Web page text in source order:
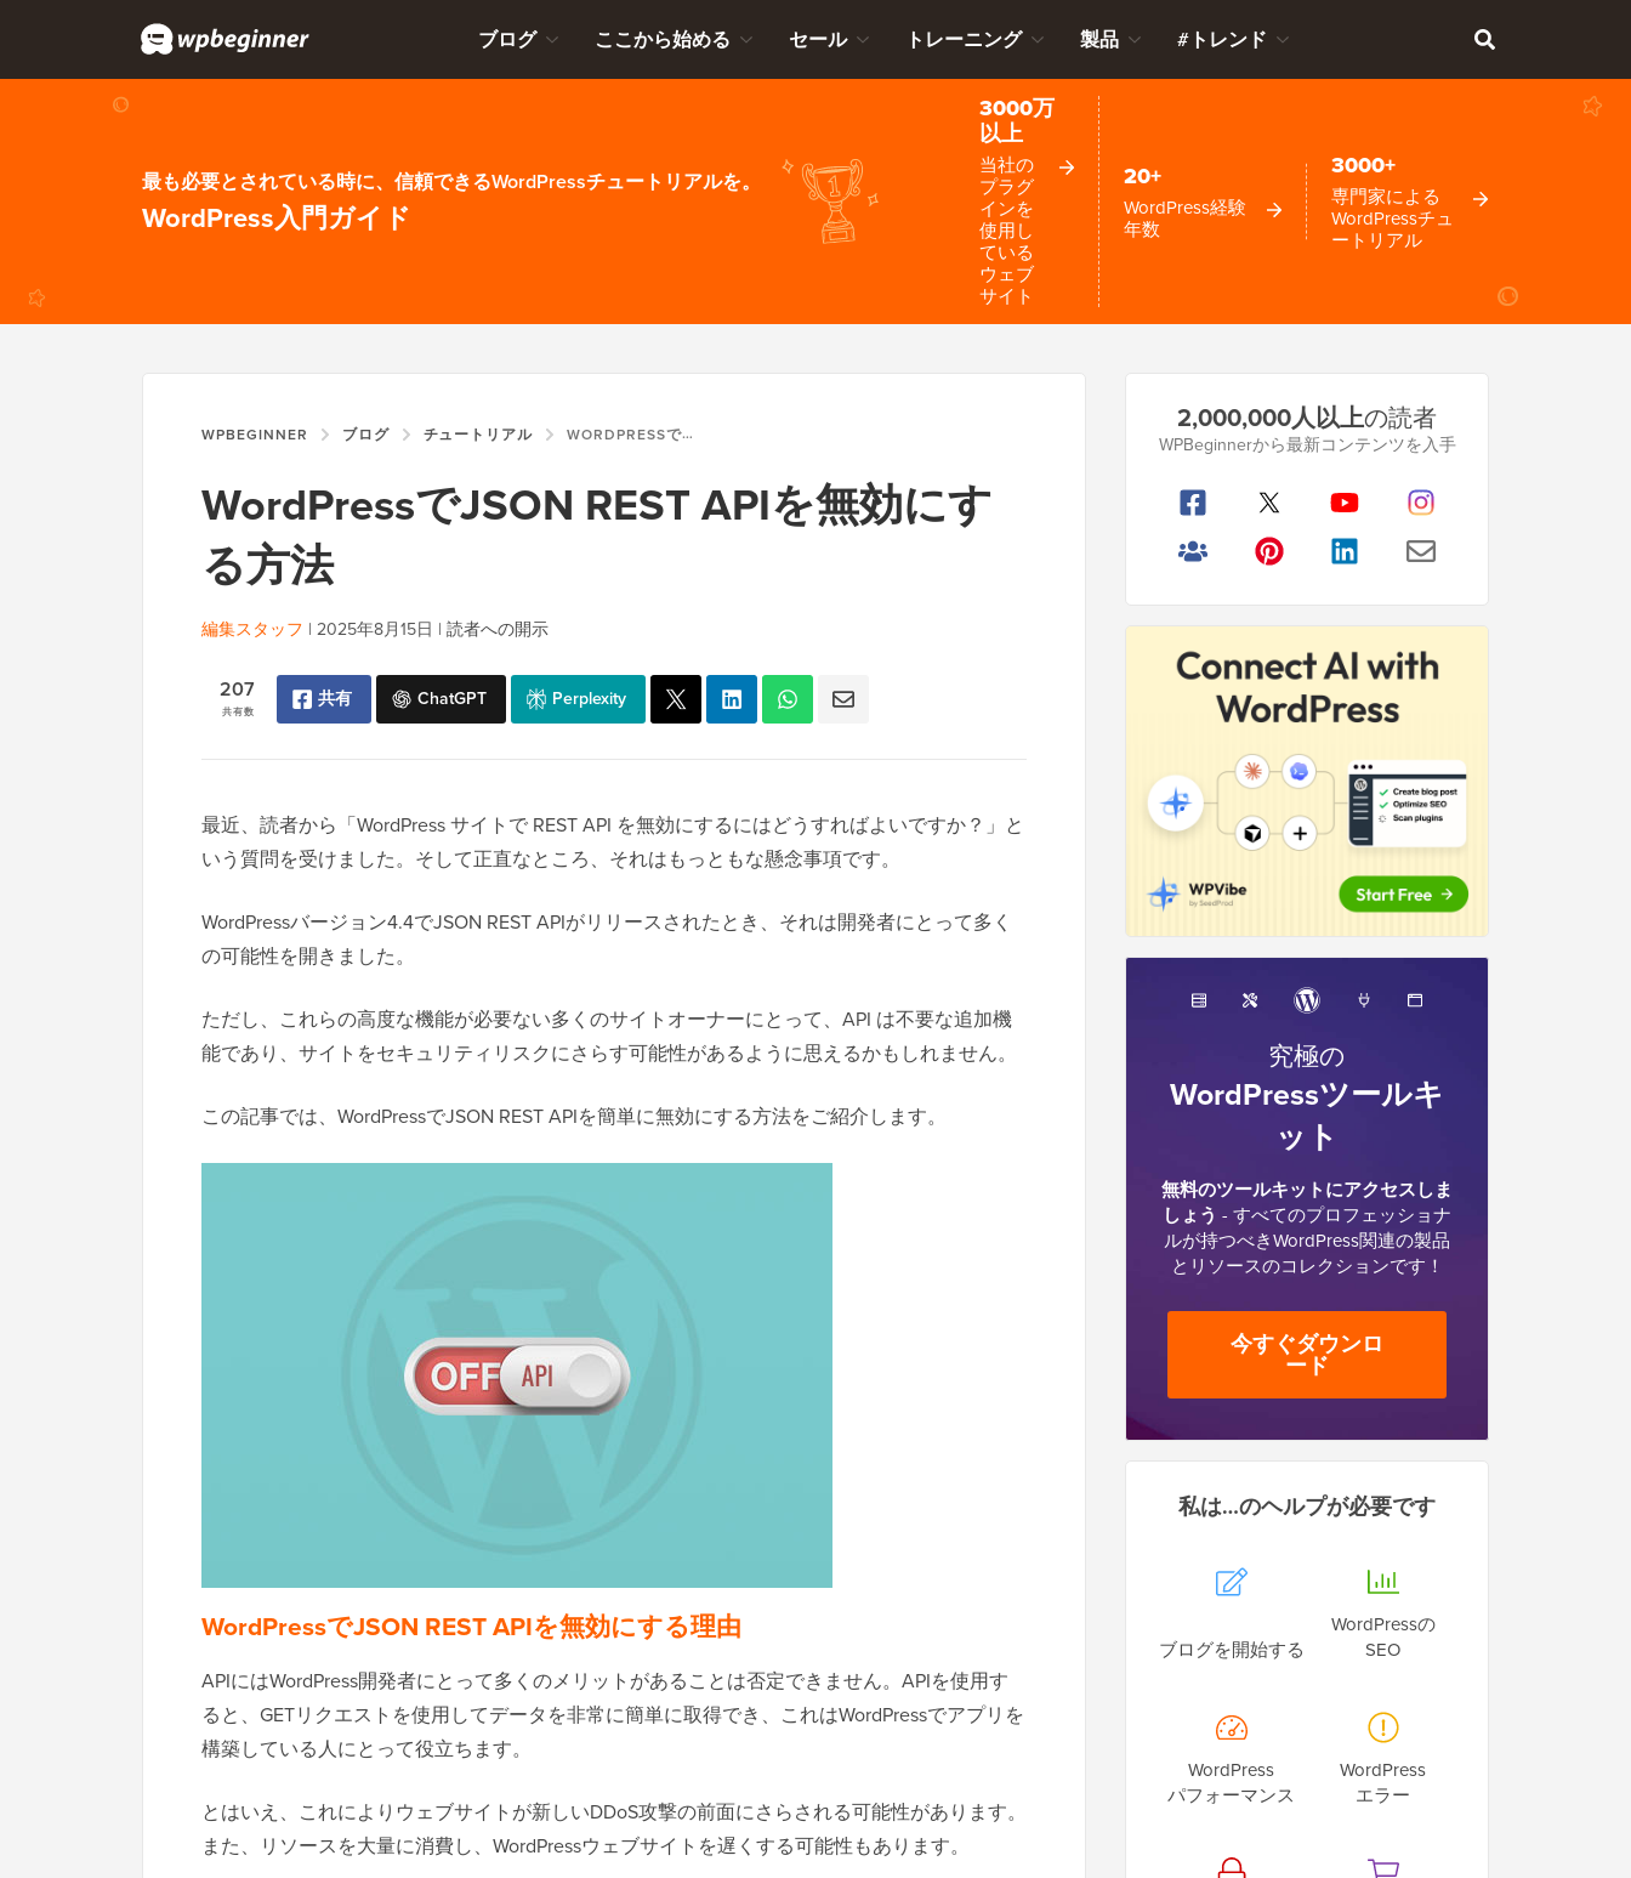
ブログ ここから始める セール トレーニング 製品 #トレンド
最も必要とされている時に、信頼できるWordPressチュートリアルを。
WordPress入門ガイド
3000万
以上
当社の
プラグ
インを
使用し
ている
ウェブ
サイト
20+
WordPress経験
年数
3000+
専門家による
WordPressチュ
ートリアル
WPBEGINNER ブログ チュートリアル WORDPRESSでJSON REST APIを無効にする方法
WordPressでJSON REST APIを無効にす
る方法
編集スタッフ | 2025年8月15日 | 読者への開示
共有数
207 共有 ChatGPT Perplexity
最近、読者から「WordPress サイトで REST API を無効にするにはどうすればよいですか？」と
いう質問を受けました。そして正直なところ、それはもっともな懸念事項です。
WordPressバージョン4.4でJSON REST APIがリリースされたとき、それは開発者にとって多く
の可能性を開きました。
ただし、これらの高度な機能が必要ない多くのサイトオーナーにとって、API は不要な追加機
能であり、サイトをセキュリティリスクにさらす可能性があるように思えるかもしれません。
この記事では、WordPressでJSON REST APIを簡単に無効にする方法をご紹介します。
WordPressでJSON REST APIを無効にする理由
APIにはWordPress開発者にとって多くのメリットがあることは否定できません。APIを使用す
ると、GETリクエストを使用してデータを非常に簡単に取得でき、これはWordPressでアプリを
構築している人にとって役立ちます。
とはいえ、これによりウェブサイトが新しいDDoS攻撃の前面にさらされる可能性があります。
また、リソースを大量に消費し、WordPressウェブサイトを遅くする可能性もあります。
サ
ー
2,000,000人以上の読者
WPBeginnerから最新コンテンツを入手
究極の
WordPressツールキ
ット
無料のツールキットにアクセスしま
しょう - すべてのプロフェッショナ
ルが持つべきWordPress関連の製品
とリソースのコレクションです！
今すぐダウンロ
ード
私は…のヘルプが必要です
ブログを開始する
WordPressの
SEO
WordPress
パフォーマンス
WordPress
エラー